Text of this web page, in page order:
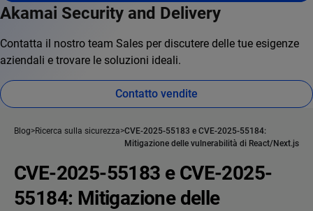
Akamai Security and Delivery
Contatta il nostro team Sales per discutere delle tue esigenze
aziendali e trovare le soluzioni ideali.
Contatto vendite
Blog Ricerca sulla sicurezza CVE-2025-55183 e CVE-2025-55184:
Mitigazione delle vulnerabilità di React/Next.js
CVE-2025-55183 e CVE-2025-
55184: Mitigazione delle